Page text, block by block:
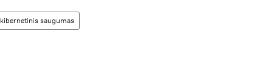
kibernetinis saugumas